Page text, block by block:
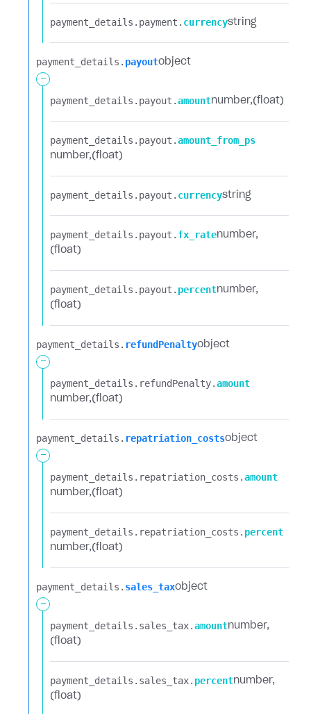
payment_details.​ payment.​ currencystring
payment_details.​ payoutobject
-
payment_details.​ payout.​amountnumber (float)
payment_details.​ payout.​amount_from_ps
number (float)
payment_details.​ payout.​ currencystring
payment_details.​ payout.​ fx_ratenumber
(float)
payment_details.​ payout.​ percentnumber
(float)
payment_details.​ refundPenaltyobject
-
payment_details.​ refundPenalty.​amount
number (float)
payment_details.​ repatriation_costsobject
-
payment_details.​ repatriation_costs.​amount
number (float)
payment_details.​ repatriation_costs.​ percent
number (float)
payment_details.​ sales_taxobject
-
payment_details.​ sales_tax.​amountnumber
(float)
payment_details.​ sales_tax.​ percentnumber
(float)